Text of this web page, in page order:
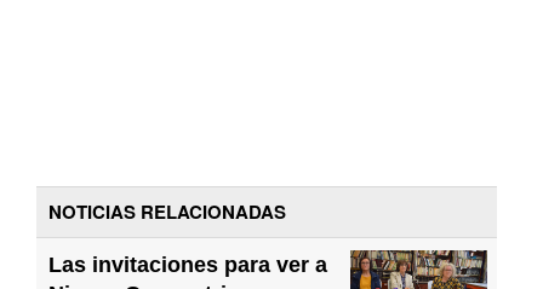
NOTICIAS RELACIONADAS
Las invitaciones para ver a